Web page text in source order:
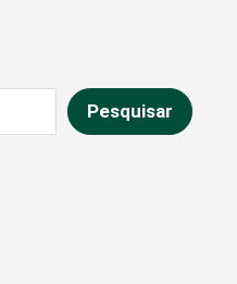
Pesquisar